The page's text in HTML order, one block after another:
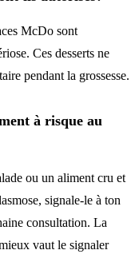
McDo sont
Ces desserts ne
pendant la grossesse.
à risque au
ou un aliment cru et
signale-le à ton
consultation. La
vaut le signaler